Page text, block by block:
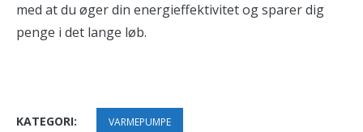
med at du øger din energieffektivitet og sparer dig
penge i det lange løb.
KATEGORI: VARMEPUMPE